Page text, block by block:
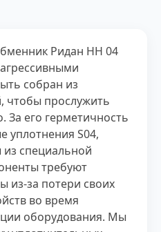
Ридан НН 04
собран из
чтобы прослужить
За его герметичность
уплотнения S04,
специальной
требуют
из-за потери своих
во время
оборудования. Мы